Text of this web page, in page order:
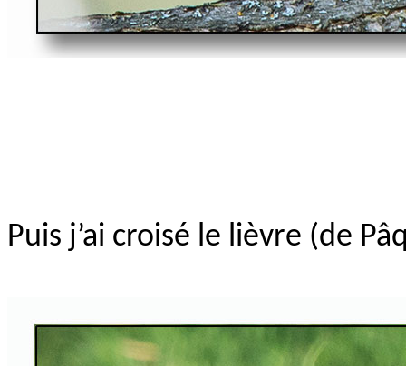
Puis j’ai croisé le lièvre (de